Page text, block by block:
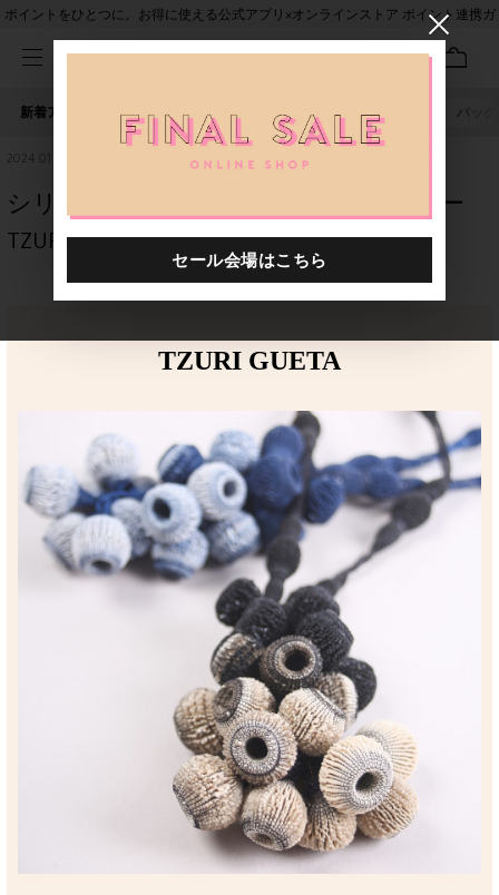
ポイントをひとつに。お得に使える公式アプリ×オンラインストア ポイント連携ガ
新着アイテム 人気ワード セール 40th限定 バッグ
2024.01.26
シリコンが含まれたレースアクセサリー
TZURIGUETAが入荷！
TZURI GUETA